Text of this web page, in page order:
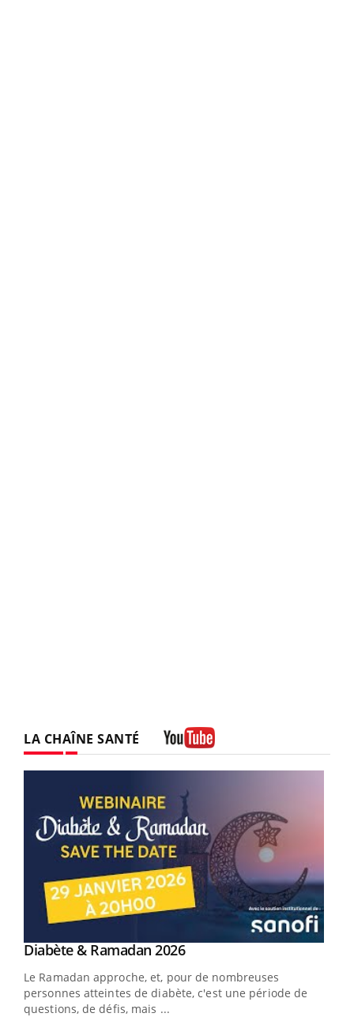
LA CHAÎNE SANTÉ
Youtube
Diabète & Ramadan 2026Youtube
Le Ramadan approche, et, pour de nombreuses
personnes atteintes de diabète, c'est une période de
questions, de défis, mais ...